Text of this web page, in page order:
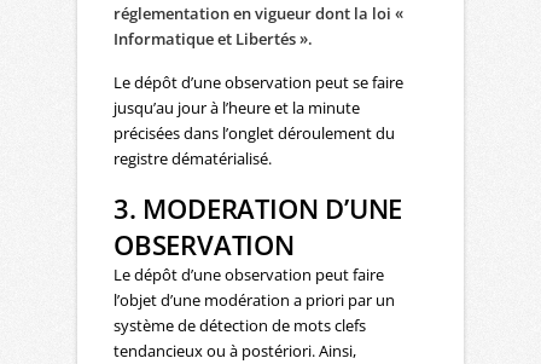
réglementation en vigueur dont la loi «
Informatique et Libertés ».
Le dépôt d’une observation peut se faire
jusqu’au jour à l’heure et la minute
précisées dans l’onglet déroulement du
registre dématérialisé.
3. MODERATION D’UNE
OBSERVATION
Le dépôt d’une observation peut faire
l’objet d’une modération a priori par un
système de détection de mots clefs
tendancieux ou à postériori. Ainsi,